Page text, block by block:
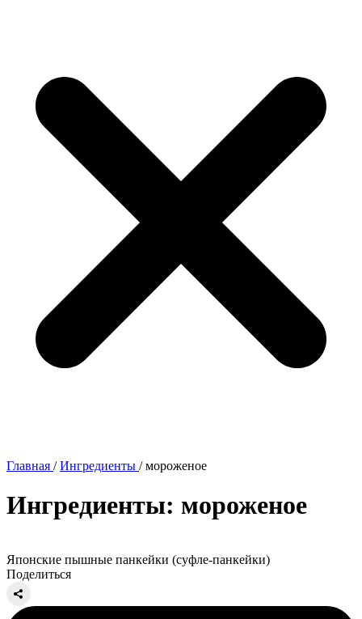
Главная /Ингредиенты /мороженое
Ингредиенты: мороженое
Японские пышные панкейки (суфле-панкейки)
Поделиться